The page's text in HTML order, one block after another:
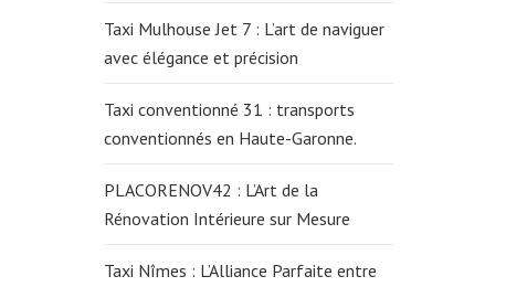
Taxi Mulhouse Jet 7 : L’art de naviguer
avec élégance et précision
Taxi conventionné 31 : transports
conventionnés en Haute-Garonne.
PLACORENOV42 : L’Art de la
Rénovation Intérieure sur Mesure
Taxi Nîmes : L’Alliance Parfaite entre